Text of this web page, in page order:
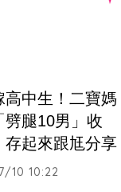
高中生！二寶媽
劈腿10男」收
存起來跟尪分享
10 10:22